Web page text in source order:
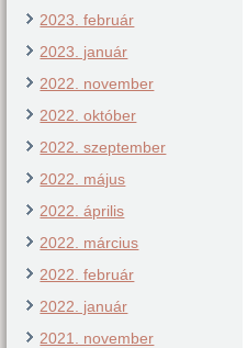
2023. február
2023. január
2022. november
2022. október
2022. szeptember
2022. május
2022. április
2022. március
2022. február
2022. január
2021. november